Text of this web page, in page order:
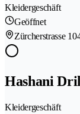
Kleidergeschäft
Geöffnet
Zürcherstrasse
Hashani
Kleidergeschäft